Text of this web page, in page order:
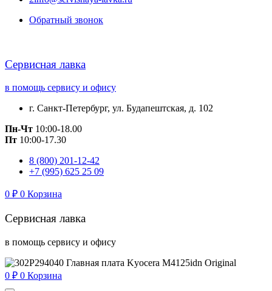
Обратный звонок
Сервисная лавка
в помощь сервису и офису
г. Санкт-Петербург, ул. Будапештская, д. 102
Пн-Чт 10:00-18.00
Пт 10:00-17.30
8 (800) 201-12-42
+7 (995) 625 25 09
0 ₽ 0 Корзина
Сервисная лавка
в помощь сервису и офису
0 ₽ 0 Корзина